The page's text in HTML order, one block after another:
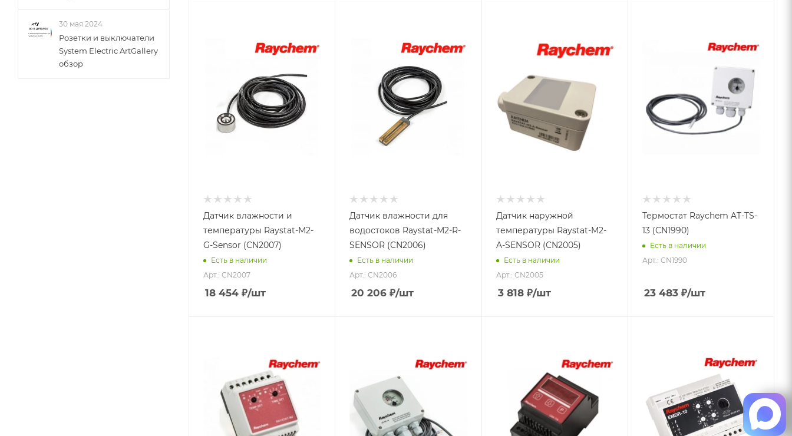
Датчик влажности и
температуры Raystat-M2-
G-Sensor (CN2007)
Есть в наличии
Арт.: CN2007
18 454 ₽/шт
Датчик влажности для
водостоков Raystat-M2-R-
SENSOR (CN2006)
Есть в наличии
Арт.: CN2006
20 206 ₽/шт
Датчик наружной
температуры Raystat-M2-
A-SENSOR (CN2005)
Есть в наличии
Арт.: CN2005
3 818₽/шт
Термостат Raychem AT-TS-
13 (CN1990)
Есть в наличии
Арт.: CN1990
23 483₽/шт
30 мая 2024
Розетки и выключатели
System Electric ArtGallery
обзор